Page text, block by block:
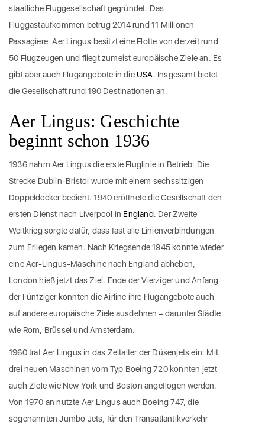
staatliche Fluggesellschaft gegründet. Das
Fluggastaufkommen betrug 2014 rund 11 Millionen
Passagiere. Aer Lingus besitzt eine Flotte von derzeit rund
50 Flugzeugen und fliegt zumeist europäische Ziele an. Es
gibt aber auch Flugangebote in die USA. Insgesamt bietet
die Gesellschaft rund 190 Destinationen an.
Aer Lingus: Geschichte
beginnt schon 1936
1936 nahm Aer Lingus die erste Fluglinie in Betrieb: Die
Strecke Dublin-Bristol wurde mit einem sechssitzigen
Doppeldecker bedient. 1940 eröffnete die Gesellschaft den
ersten Dienst nach Liverpool in England. Der Zweite
Weltkrieg sorgte dafür, dass fast alle Linienverbindungen
zum Erliegen kamen. Nach Kriegsende 1945 konnte wieder
eine Aer-Lingus-Maschine nach England abheben,
London hieß jetzt das Ziel. Ende der Vierziger und Anfang
der Fünfziger konnten die Airline ihre Flugangebote auch
auf andere europäische Ziele ausdehnen – darunter Städte
wie Rom, Brüssel und Amsterdam.
1960 trat Aer Lingus in das Zeitalter der Düsenjets ein: Mit
drei neuen Maschinen vom Typ Boeing 720 konnten jetzt
auch Ziele wie New York und Boston angeflogen werden.
Von 1970 an nutzte Aer Lingus auch Boeing 747, die
sogenannten Jumbo Jets, für den Transatlantikverkehr